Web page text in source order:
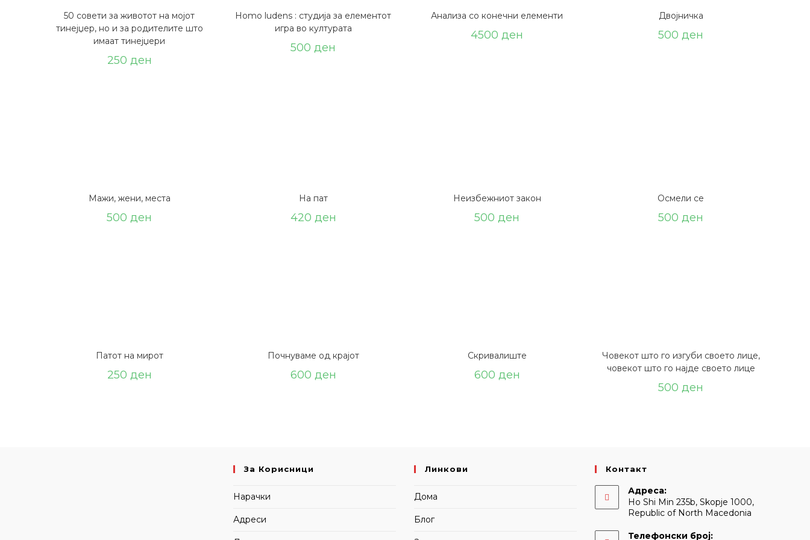
50 совети за животот на мојот
тинејџер, но и за родителите што
имаат тинејџери
250 ден
Homo ludens : студија за елементот
игра во културата
500 ден
Анализа со конечни елементи
4500 ден
Двојничка
500 ден
Мажи, жени, места
500 ден
На пат
420 ден
Неизбежниот закон
500 ден
Осмели се
500 ден
Патот на мирот
250 ден
Почнуваме од крајот
600 ден
Скривалиште
600 ден
Човекот што го изгуби своето лице,
човекот што го најде своето лице
500 ден
За Корисници
Нарачки
Адреси
Линкови
Дома
Блог
Контакт
Адреса:
Ho Shi Min 235b, Skopje 1000,
Republic of North Macedonia
Телефонски број: